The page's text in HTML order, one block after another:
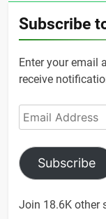
Subscribe
Enter your email
receive
Email
Address
Subscribe
Join 18.6K other